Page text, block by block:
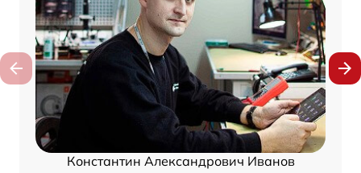
Константин Александрович Иванов